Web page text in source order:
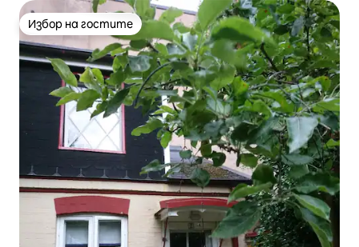
Избор на гостите
Избор на гостите